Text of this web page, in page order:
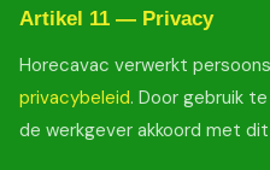
Artikel 11 — Privacy
Horecavac verwerkt
privacybeleid. Door gebruik
de werkgever akkoord met